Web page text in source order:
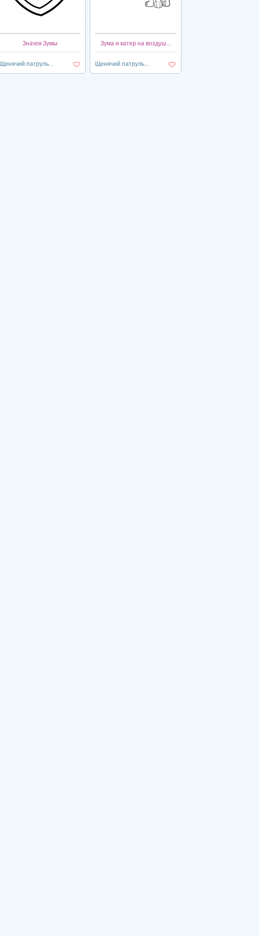
Значок Зумы
Щенячий патруль...
Зума и катер на воздуш...
Щенячий патруль...